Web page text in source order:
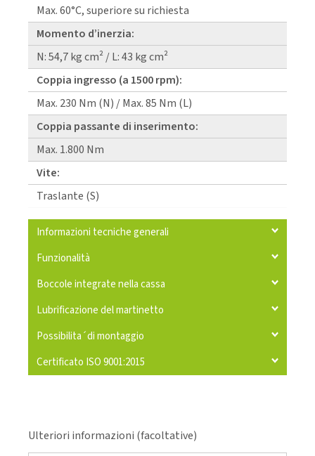
Max. 60°C, superiore su richiesta
Momento d’inerzia:
N: 54,7 kg cm² / L: 43 kg cm²
Coppia ingresso (a 1500 rpm):
Max. 230 Nm (N) / Max. 85 Nm (L)
Coppia passante di inserimento:
Max. 1.800 Nm
Vite:
Traslante (S)
Informazioni tecniche generali
Funzionalità
Boccole integrate nella cassa
Lubrificazione del martinetto
Possibilita´di montaggio
Certificato ISO 9001:2015
Ulteriori informazioni (facoltative)